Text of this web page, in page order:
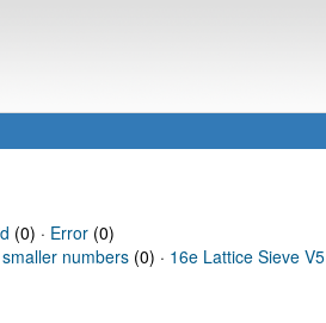
(0) · Error(0)
numbers (0) · 16e Lattice Sieve V5